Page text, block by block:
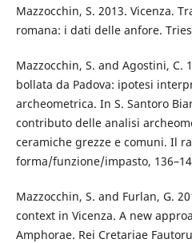
Mazzocchin, S. 2013. Vicenza.
romana: i dati delle anfore.
Mazzocchin, S. and Agostini, C.
bollata da Padova: ipotesi
archeometrica. In S. Santoro
contributo delle analisi
ceramiche grezze e comuni. Il
forma/funzione/impasto,
Mazzocchin, S. and Furlan, G.
context in Vicenza. A new
Amphorae. Rei Cretariae